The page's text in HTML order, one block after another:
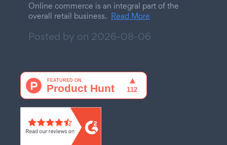
Online commerce is an integral part of the
overall retail business. Read More
Posted by on 2026-08-06